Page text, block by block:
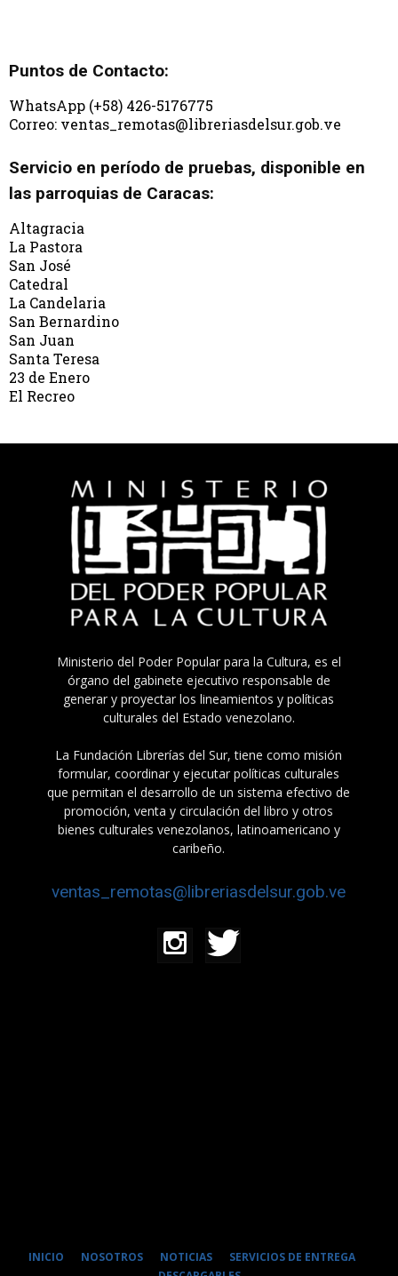
Puntos de Contacto:
WhatsApp (+58) 426-5176775
Correo: ventas_remotas@libreriasdelsur.gob.ve
Servicio en período de pruebas, disponible en
las parroquias de Caracas:
Altagracia
La Pastora
San José
Catedral
La Candelaria
San Bernardino
San Juan
Santa Teresa
23 de Enero
El Recreo
Ministerio del Poder Popular para la Cultura, es el
órgano del gabinete ejecutivo responsable de
generar y proyectar los lineamientos y políticas
culturales del Estado venezolano.
La Fundación Librerías del Sur, tiene como misión
formular, coordinar y ejecutar políticas culturales
que permitan el desarrollo de un sistema efectivo de
promoción, venta y circulación del libro y otros
bienes culturales venezolanos, latinoamericano y
caribeño.
ventas_remotas@libreriasdelsur.gob.ve
INICIO NOSOTROS NOTICIAS
SERVICIOS DE ENTREGA